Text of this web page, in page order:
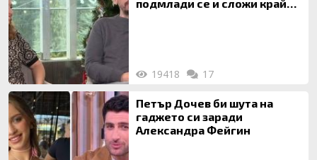
подмлади се и сложи край
19418 17
Петър Дочев би шута на
гаджето си заради
Александра Фейгин